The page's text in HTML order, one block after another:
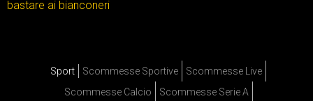
bastare ai bianconeri
Sport Scommesse Sportive
Scommesse Live
Scommesse Calcio
Scommesse Serie A